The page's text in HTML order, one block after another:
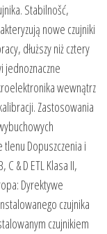
Stabilnošć,
nowe czujniki
dłuższy niż cztery
jednoznaczne
wewnątrz
Zastosowania
Dopuszczenia i
& D ETL Klasa II,
Dyrektywe
czujnika
czujnikiem